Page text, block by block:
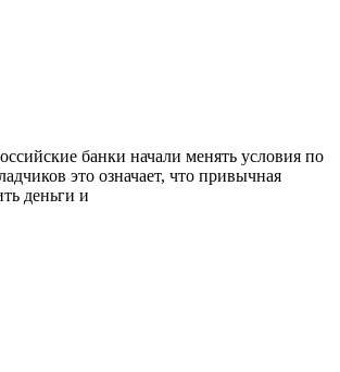
банки начали менять условия по
это означает, что привычная
деньги и